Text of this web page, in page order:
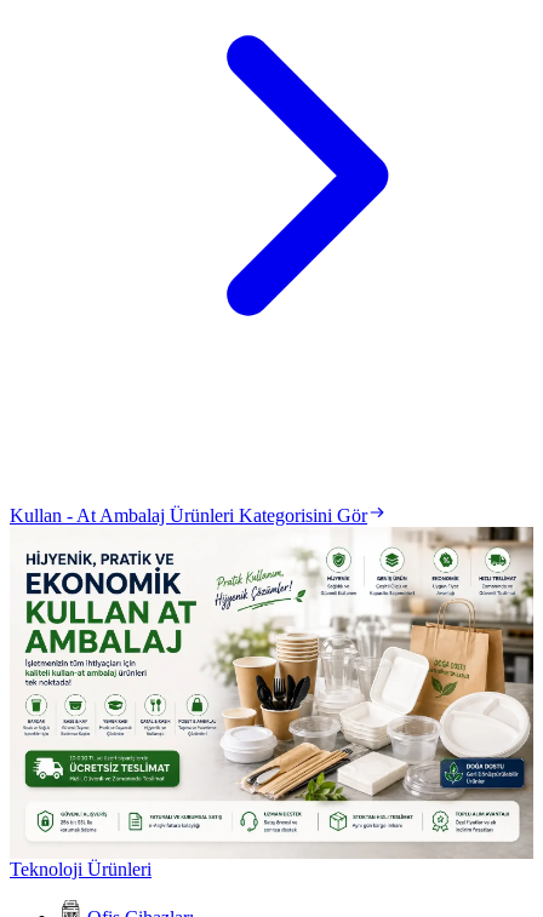
Kullan - At Ambalaj Ürünleri Kategorisini Gör
Teknoloji Ürünleri